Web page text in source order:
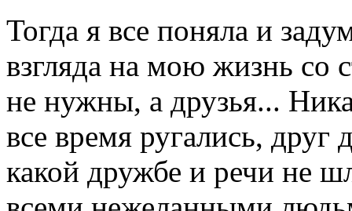
Тогда я все поняла и
взгляда на мою жизнь со
не нужны, а друзья...
все время ругались,
какой дружбе и речи не